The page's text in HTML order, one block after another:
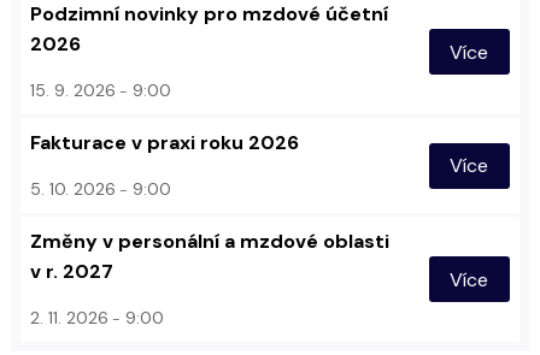
Podzimní novinky pro mzdové účetní
2026
15. 9. 2026 9:00
Více
Fakturace v praxi roku 2026
5. 10. 2026 9:00
Více
Změny v personální a mzdové oblasti
v r. 2027
2. 11. 2026 9:00
Více